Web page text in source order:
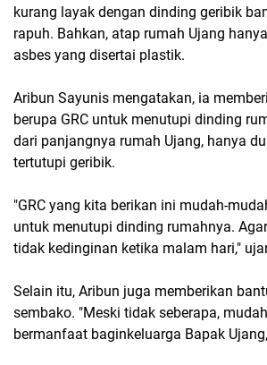
kurang layak dengan dinding geribik
rapuh. Bahkan, atap rumah Ujang
asbes yang disertai plastik.
Aribun Sayunis mengatakan, ia
berupa GRC untuk menutupi dinding
dari panjangnya rumah Ujang, hanya
tertutupi geribik.
"GRC yang kita berikan ini mudah-
untuk menutupi dinding rumahnya.
tidak kedinginan ketika malam hari,"
Selain itu, Aribun juga memberikan
sembako. "Meski tidak seberapa,
bermanfaat baginkeluarga Bapak